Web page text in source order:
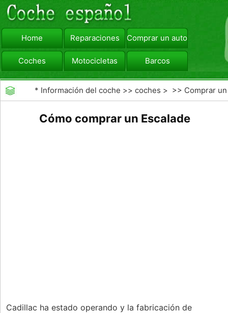
Home Reparaciones Comprar un automóvil
Coches Motocicletas Barcos
viajar Camiones
* Información del coche >>coches > >> Comprar un
Cómo comprar un Escalade
Cadillac ha estado operando y la fabricación de